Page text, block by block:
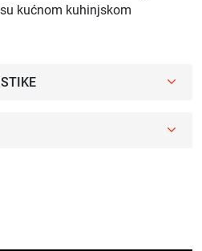
kućnom kuhinjskom